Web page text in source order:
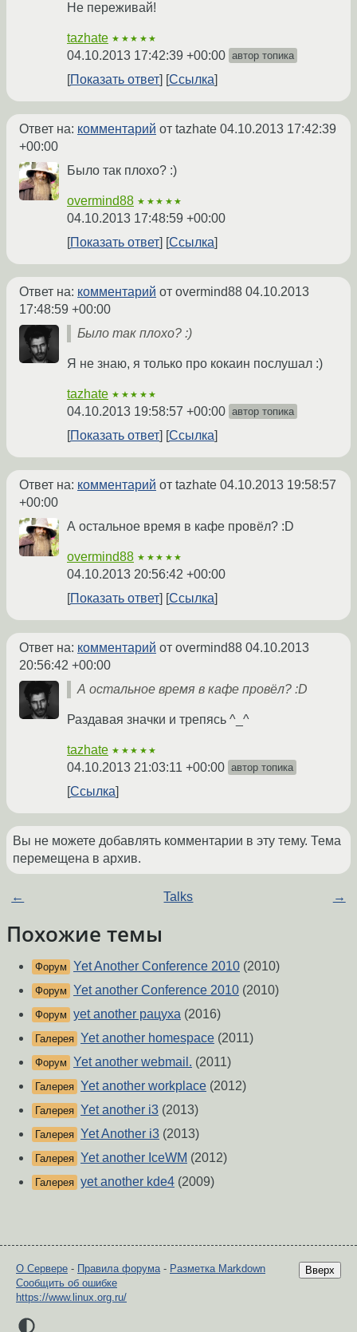
Не переживай!
tazhate ★★★★★
04.10.2013 17:42:39 +00:00 автор топика
Показать ответ Ссылка
Ответ на: комментарий от tazhate 04.10.2013 17:42:39
+00:00
Было так плохо? :)
overmind88 ★★★★★
04.10.2013 17:48:59 +00:00
Показать ответ
Ссылка
Ответ на: комментарий от overmind88 04.10.2013
17:48:59 +00:00
Было так плохо? :)
Я не знаю, я только про кокаин послушал :)
tazhate ★★★★★
04.10.2013 19:58:57 +00:00 автор топика
Показать ответ Ссылка
Ответ на: комментарий от tazhate 04.10.2013 19:58:57
+00:00
А остальное время в кафе провёл? :D
overmind88 ★★★★★
04.10.2013 20:56:42 +00:00
Показать ответ
Ссылка
Ответ на: комментарий от overmind88 04.10.2013
20:56:42 +00:00
А остальное время в кафе провёл? :D
Раздавая значки и трепясь ^_^
tazhate ★★★★★
04.10.2013 21:03:11 +00:00 автор топика
Ссылка
Вы не можете добавлять комментарии в эту тему. Тема
перемещена в архив.
← Talks →
Похожие темы
Форум Yet Another Conference 2010 (2010)
Форум Yet another Conference 2010 (2010)
Форум yet another рацуха (2016)
Галерея Yet another homespace (2011)
Форум Yet another webmail. (2011)
Галерея Yet another workplace (2012)
Галерея Yet another i3 (2013)
Галерея Yet Another i3 (2013)
Галерея Yet another IceWM (2012)
Галерея yet another kde4 (2009)
Вверх
О Сервере - Правила форума- Разметка Markdown
Сообщить об ошибке
https://www.linux.org.ru/